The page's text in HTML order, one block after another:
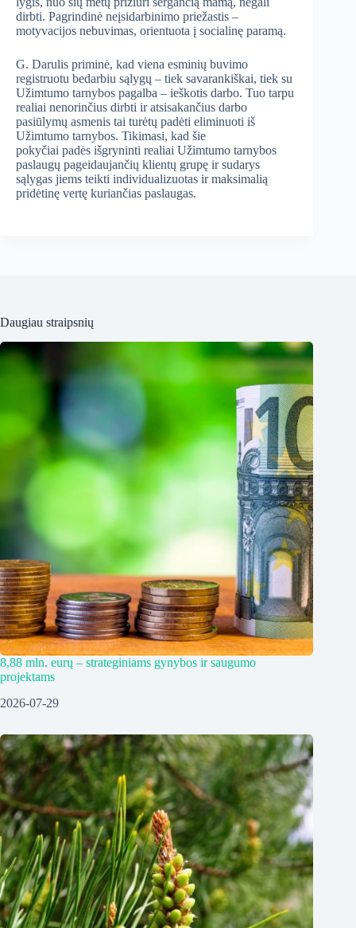
dirbti. Pagrindinė neįsidarbinimo priežastis –
motyvacijos nebuvimas, orientuota į socialinę paramą.
G. Darulis priminė, kad viena esminių buvimo
registruotu bedarbiu sąlygų – tiek savarankiškai, tiek su
Užimtumo tarnybos pagalba – ieškotis darbo. Tuo tarpu
realiai nenorinčius dirbti ir atsisakančius darbo
pasiūlymų asmenis tai turėtų padėti eliminuoti iš
Užimtumo tarnybos. Tikimasi, kad šie
pokyčiai padės išgryninti realiai Užimtumo tarnybos
paslaugų pageidaujančių klientų grupę ir sudarys
sąlygas jiems teikti individualizuotas ir maksimalią
pridėtinę vertę kuriančias paslaugas.
Daugiau straipsnių
8,88 mln. eurų – strateginiams gynybos ir saugumo
projektams
2026-07-29